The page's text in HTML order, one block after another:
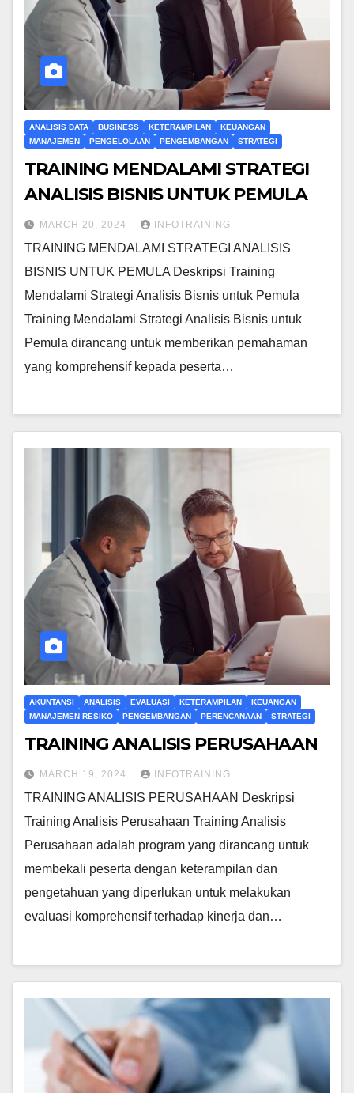
ANALISIS DATA BUSINESS KETERAMPILAN
KEUANGAN
MANAJEMEN
PENGELOLAAN PENGEMBANGAN STRATEGI
TRAINING MENDALAMI STRATEGI
ANALISIS BISNIS UNTUK PEMULA
MARCH 20, 2024 INFOTRAINING
TRAINING MENDALAMI STRATEGI ANALISIS
BISNIS UNTUK PEMULA Deskripsi Training
Mendalami Strategi Analisis Bisnis untuk Pemula
Training Mendalami Strategi Analisis Bisnis untuk
Pemula dirancang untuk memberikan pemahaman
yang komprehensif kepada peserta…
AKUNTANSI ANALISIS EVALUASI KETERAMPILAN
KEUANGAN
MANAJEMEN RESIKO
PENGEMBANGAN PERENCANAAN STRATEGI
TRAINING ANALISIS PERUSAHAAN
MARCH 19, 2024 INFOTRAINING
TRAINING ANALISIS PERUSAHAAN Deskripsi
Training Analisis Perusahaan Training Analisis
Perusahaan adalah program yang dirancang untuk
membekali peserta dengan keterampilan dan
pengetahuan yang diperlukan untuk melakukan
evaluasi komprehensif terhadap kinerja dan…